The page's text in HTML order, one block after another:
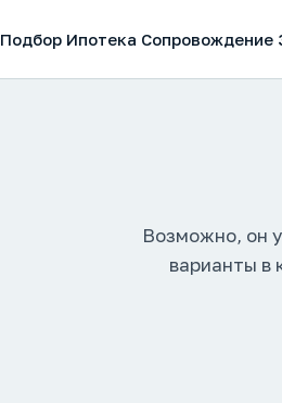
Подбор Ипотека Сопровождение
Возможно, он
варианты в